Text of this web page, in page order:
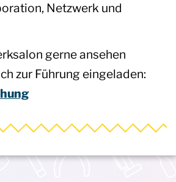
Netzwerk und
gerne ansehen
zur Führung eingeladen: